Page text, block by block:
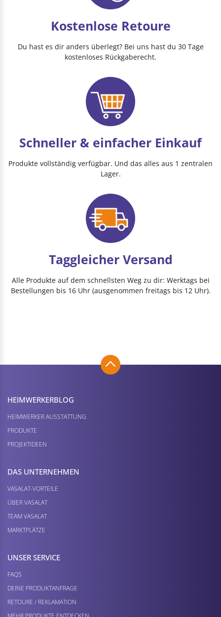
Kostenlose Retoure
Du hast es dir anders überlegt? Bei uns hast du 30 Tage
kostenloses Rückgaberecht.
Schneller & einfacher Einkauf
Produkte vollständig verfügbar. Und das alles aus 1 zentralen
Lager.
Taggleicher Versand
Alle Produkte auf dem schnellsten Weg zu dir: Werktags bei
Bestellungen bis 16 Uhr (ausgenommen freitags bis 12 Uhr).
HEIMWERKER­BLOG
HEIMWERKER AUSSTATTUNG
PRODUKTE
PROJEKTIDEEN
DAS UNTERNEHMEN
VASALAT-VORTEILE
ÜBER VASALAT
TEAM VASALAT
MARKTPLÄTZE
UNSER SERVICE
FAQS
DEINE PRODUKTANFRAGE
RETOURE / REKLAMATION